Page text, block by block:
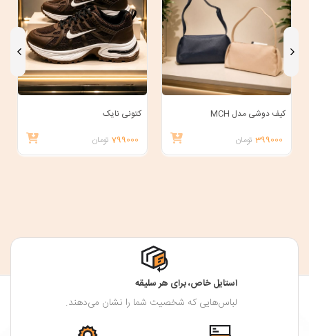
کیف دوشی مدل MCH
399000 تومان
کتونی نایک
799000 تومان
استایل خاص، برای هر سلیقه
لباس‌هایی که شخصیت شما را نشان می‌دهند.